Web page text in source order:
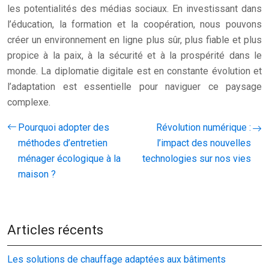
les potentialités des médias sociaux. En investissant dans
l’éducation, la formation et la coopération, nous pouvons
créer un environnement en ligne plus sûr, plus fiable et plus
propice à la paix, à la sécurité et à la prospérité dans le
monde. La diplomatie digitale est en constante évolution et
l’adaptation est essentielle pour naviguer ce paysage
complexe.
Pourquoi adopter des
méthodes d’entretien
ménager écologique à la
maison ?
Révolution numérique :
l’impact des nouvelles
technologies sur nos vies
Articles récents
Les solutions de chauffage adaptées aux bâtiments